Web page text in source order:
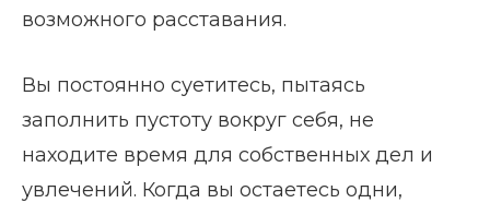
возможного расставания.
Вы постоянно суетитесь, пытаясь
заполнить пустоту вокруг себя, не
находите время для собственных дел и
увлечений. Когда вы остаетесь одни,